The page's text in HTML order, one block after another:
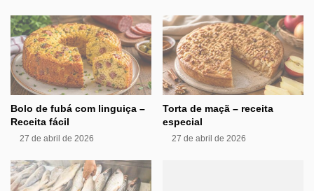
Bolo de fubá com linguiça –
Receita fácil
27 de abril de 2026
Torta de maçã – receita
especial
27 de abril de 2026